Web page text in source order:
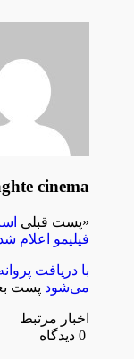
cinema
«پست قبلی
فیلیمو اعلام
با دریافت
می‌شود پست
اخبار مرتبط
0 دیدگاه